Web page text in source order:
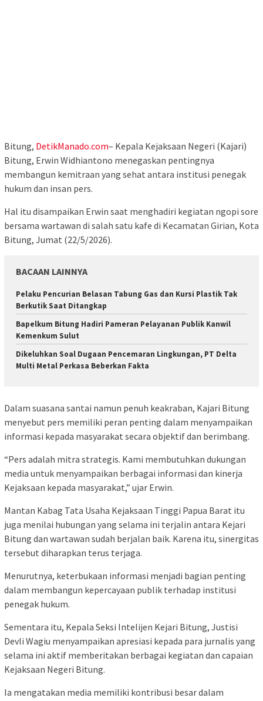
Bitung, DetikManado.com– Kepala Kejaksaan Negeri (Kajari)
Bitung, Erwin Widhiantono menegaskan pentingnya
membangun kemitraan yang sehat antara institusi penegak
hukum dan insan pers.
Hal itu disampaikan Erwin saat menghadiri kegiatan ngopi sore
bersama wartawan di salah satu kafe di Kecamatan Girian, Kota
Bitung, Jumat (22/5/2026).
BACAAN LAINNYA
Pelaku Pencurian Belasan Tabung Gas dan Kursi Plastik Tak
Berkutik Saat Ditangkap
‎Bapelkum Bitung Hadiri Pameran Pelayanan Publik Kanwil
Kemenkum Sulut
Dikeluhkan Soal Dugaan Pencemaran Lingkungan, PT Delta
Multi Metal Perkasa Beberkan Fakta
Dalam suasana santai namun penuh keakraban, Kajari Bitung
menyebut pers memiliki peran penting dalam menyampaikan
informasi kepada masyarakat secara objektif dan berimbang.
“Pers adalah mitra strategis. Kami membutuhkan dukungan
media untuk menyampaikan berbagai informasi dan kinerja
Kejaksaan kepada masyarakat,” ujar Erwin.
Mantan Kabag Tata Usaha Kejaksaan Tinggi Papua Barat itu
juga menilai hubungan yang selama ini terjalin antara Kejari
Bitung dan wartawan sudah berjalan baik. Karena itu, sinergitas
tersebut diharapkan terus terjaga.
Menurutnya, keterbukaan informasi menjadi bagian penting
dalam membangun kepercayaan publik terhadap institusi
penegak hukum.
Sementara itu, Kepala Seksi Intelijen Kejari Bitung, Justisi
Devli Wagiu menyampaikan apresiasi kepada para jurnalis yang
selama ini aktif memberitakan berbagai kegiatan dan capaian
Kejaksaan Negeri Bitung.
Ia mengatakan media memiliki kontribusi besar dalam